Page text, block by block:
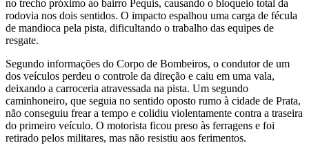
no trecho próximo ao bairro Pequis, causando o bloqueio total da
rodovia nos dois sentidos. O impacto espalhou uma carga de fécula
de mandioca pela pista, dificultando o trabalho das equipes de
resgate.
Segundo informações do Corpo de Bombeiros, o condutor de um
dos veículos perdeu o controle da direção e caiu em uma vala,
deixando a carroceria atravessada na pista. Um segundo
caminhoneiro, que seguia no sentido oposto rumo à cidade de Prata,
não conseguiu frear a tempo e colidiu violentamente contra a traseira
do primeiro veículo. O motorista ficou preso às ferragens e foi
retirado pelos militares, mas não resistiu aos ferimentos.